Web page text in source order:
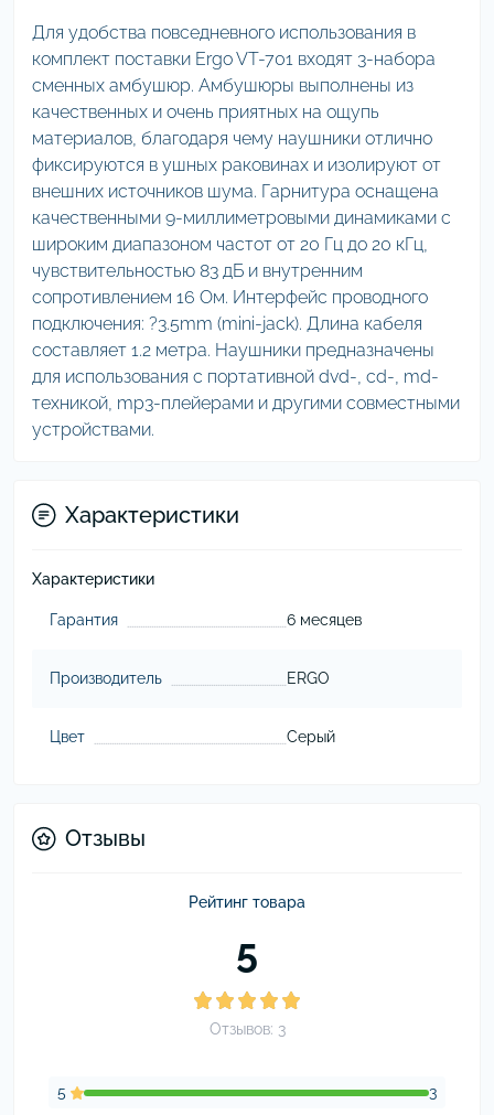
Для удобства повседневного использования в
комплект поставки Ergo VT-701 входят 3-набора
сменных амбушюр. Амбушюры выполнены из
качественных и очень приятных на ощупь
материалов, благодаря чему наушники отлично
фиксируются в ушных раковинах и изолируют от
внешних источников шума. Гарнитура оснащена
качественными 9-миллиметровыми динамиками с
широким диапазоном частот от 20 Гц до 20 кГц,
чувствительностью 83 дБ и внутренним
сопротивлением 16 Ом. Интерфейс проводного
подключения: ?3.5mm (mini-jack). Длина кабеля
составляет 1.2 метра. Наушники предназначены
для использования с портативной dvd-, cd-, md-
техникой, mp3-плейерами и другими совместными
устройствами.
Характеристики
Характеристики
Гарантия 6 месяцев
Производитель ERGO
Цвет Серый
Отзывы
Рейтинг товара
5
Отзывов: 3
5 3